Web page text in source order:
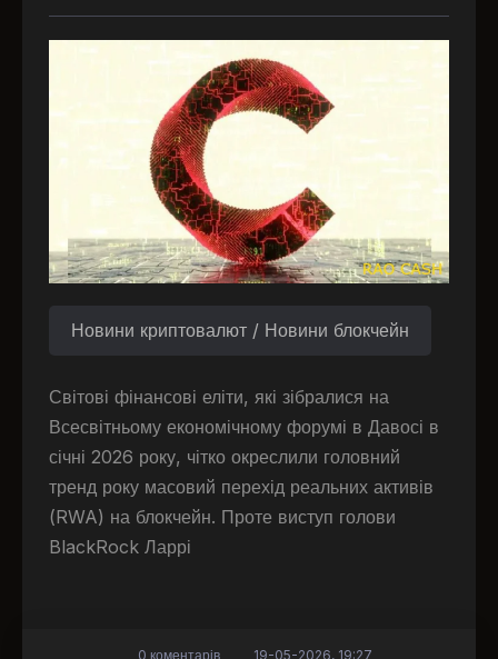
Новини криптовалют / Новини блокчейн
Світові фінансові еліти, які зібралися на
Всесвітньому економічному форумі в Давосі в
січні 2026 року, чітко окреслили головний
тренд року масовий перехід реальних активів
(RWA) на блокчейн. Проте виступ голови
BlackRock Ларрі
0 коментарів 19-05-2026, 19:27